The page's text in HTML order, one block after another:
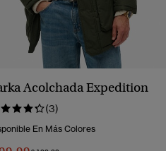
Acolchada Expedition
(3)
En Más Colores